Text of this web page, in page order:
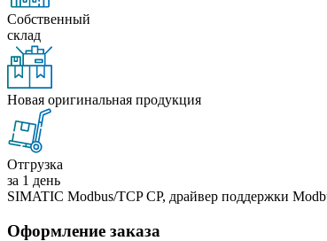
Собственный
склад
Новая оригинальная продукция
Отгрузка
за 1 день
SIMATIC Modbus/TCP CP, драйвер поддержки
Оформление заказа